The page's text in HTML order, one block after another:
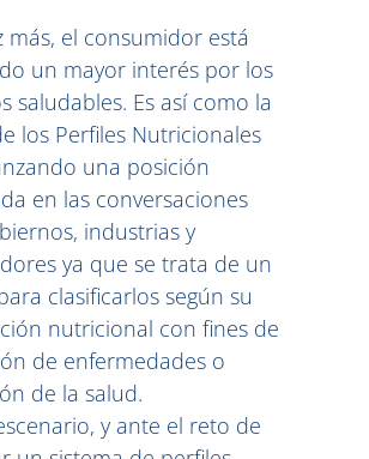
más, el consumidor está
un mayor interés por los
saludables. Es así como la
los Perfiles Nutricionales
una posición
en las conversaciones
industrias y
ya que se trata de un
clasificarlos según su
nutricional con fines de
de enfermedades o
de la salud.
y ante el reto de